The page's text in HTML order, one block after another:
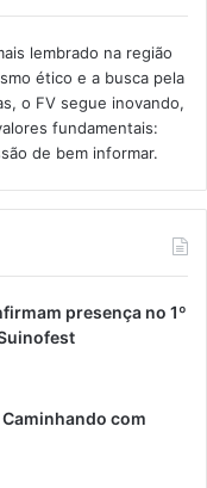
lembrado na região
ético e a busca pela
o FV segue inovando,
fundamentais:
de bem informar.​
presença no 1º
com